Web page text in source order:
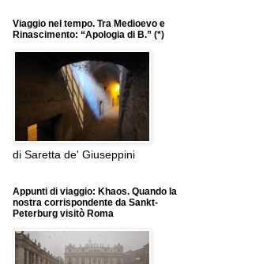
Viaggio nel tempo. Tra Medioevo e
Rinascimento: “Apologia di B.” (*)
di Saretta de' Giuseppini
Appunti di viaggio: Khaos. Quando la
nostra corrispondente da Sankt-
Peterburg visitò Roma